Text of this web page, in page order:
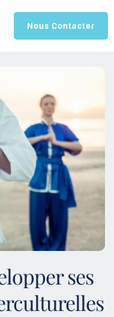
Nous Contacter
ses